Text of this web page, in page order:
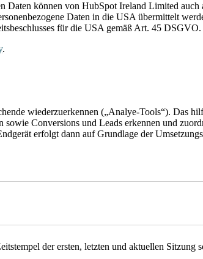
Daten können von HubSpot Ireland Limited
Daten in die USA übermittelt
für die USA gemäß Art. 45 DSGVO.
.
wiederzuerkennen („Analye-Tools“). Das
Conversions und Leads erkennen und
erfolgt dann auf Grundlage der
der ersten, letzten und aktuellen Sitzung